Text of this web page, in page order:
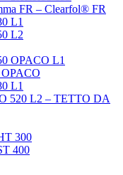
FR – Clearfol® FR
L1
L2
OPACO L1
L1
520 L2 – TETTO DA
300
400